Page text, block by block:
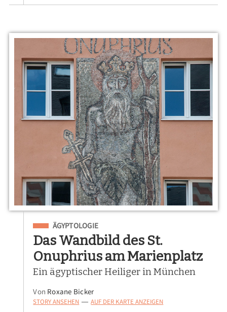
Eingeordnet unter
ÄGYPTOLOGIE
Das Wandbild des St.
Onuphrius am Marienplatz
Ein ägyptischer Heiliger in München
Von Roxane Bicker
STORY ANSEHEN — AUF DER KARTE ANZEIGEN